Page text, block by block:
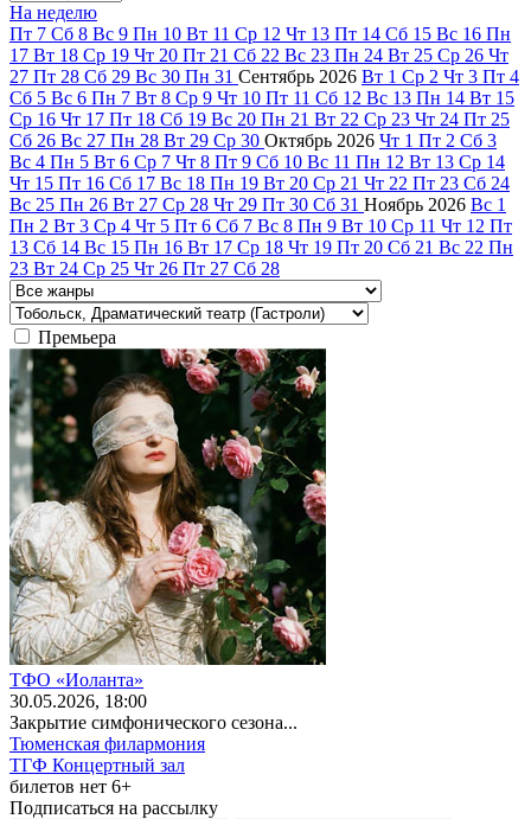
На неделю
Пт 7 Сб 8 Вс 9 Пн 10 Вт 11 Ср 12 Чт 13 Пт 14 Сб 15 Вс 16 Пн
17 Вт 18 Ср 19 Чт 20 Пт 21 Сб 22 Вс 23 Пн 24 Вт 25 Ср 26 Чт
27 Пт 28 Сб 29 Вс 30 Пн 31 Сентябрь 2026 Вт 1 Ср 2 Чт 3 Пт 4
Сб 5 Вс 6 Пн 7 Вт 8 Ср 9 Чт 10 Пт 11 Сб 12 Вс 13 Пн 14 Вт 15
Ср 16 Чт 17 Пт 18 Сб 19 Вс 20 Пн 21 Вт 22 Ср 23 Чт 24 Пт 25
Сб 26 Вс 27 Пн 28 Вт 29 Ср 30 Октябрь 2026 Чт 1 Пт 2 Сб 3
Вс 4 Пн 5 Вт 6 Ср 7 Чт 8 Пт 9 Сб 10 Вс 11 Пн 12 Вт 13 Ср 14
Чт 15 Пт 16 Сб 17 Вс 18 Пн 19 Вт 20 Ср 21 Чт 22 Пт 23 Сб 24
Вс 25 Пн 26 Вт 27 Ср 28 Чт 29 Пт 30 Сб 31 Ноябрь 2026 Вс 1
Пн 2 Вт 3 Ср 4 Чт 5 Пт 6 Сб 7 Вс 8 Пн 9 Вт 10 Ср 11 Чт 12 Пт
13 Сб 14 Вс 15 Пн 16 Вт 17 Ср 18 Чт 19 Пт 20 Сб 21 Вс 22 Пн
23 Вт 24 Ср 25 Чт 26 Пт 27 Сб 28
Премьера
ТФО «Иоланта»
30.05.2026, 18:00
Закрытие симфонического сезона...
Тюменская филармония
ТГФ Концертный зал
билетов нет 6+
Подписаться на рассылку